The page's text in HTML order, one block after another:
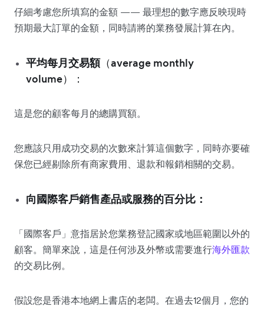
仔細考慮您所填寫的金額 —— 最理想的數字應反映現時
預期最大訂單的金額，同時請將的業務發展計算在內。
平均每月交易額（average monthly
volume）：
這是您的顧客每月的總購買額。
您應該只用成功交易的次數來計算這個數字，同時亦要確
保您已經剔除所有商家費用、退款和報銷相關的交易。
向國際客戶銷售產品或服務的百分比：
「國際客戶」意指居於您業務登記國家或地區範圍以外的
顧客。簡單來說，這是任何涉及外幣或需要進行海外匯款
的交易比例。
假設您是香港本地網上書店的老闆。在過去12個月，您的